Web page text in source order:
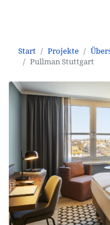
Start Projekte
Pullman Stuttgart